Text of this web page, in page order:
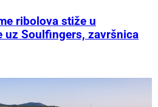
ribolova stiže u
uz Soulfingers, završnica